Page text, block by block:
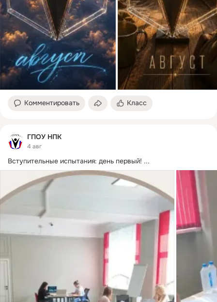
Комментировать Класс
ГПОУ НПК
4 авг
Вступительные испытания: день первый! ...